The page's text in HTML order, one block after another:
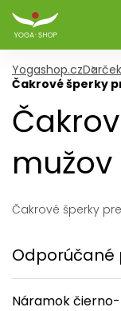
Yogashop.cz
Čakrové šperky
mužov
Čakrové šperky
Odporúčané
Náramok